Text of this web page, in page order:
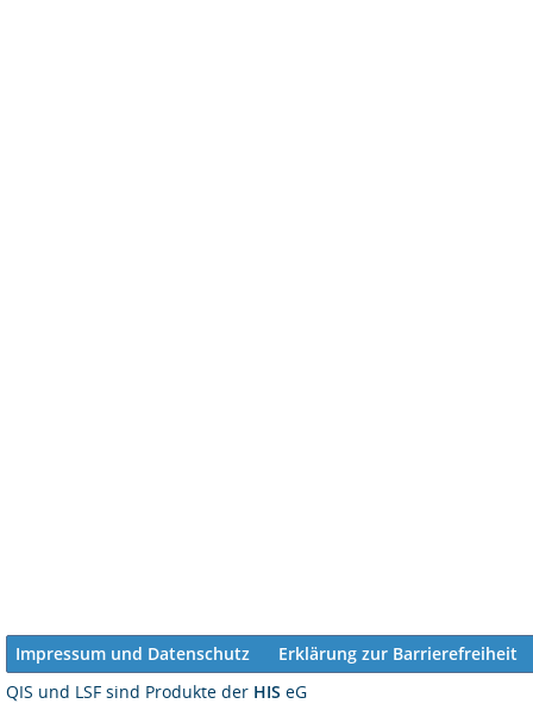
Impressum und Datenschutz
Erklärung zur Barrierefreiheit
QIS und LSF sind Produkte der HIS eG